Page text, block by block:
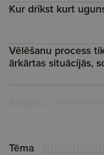
Kur drīkst kurt
Vēlēšanu process
ārkārtas situācijās,
Tēma